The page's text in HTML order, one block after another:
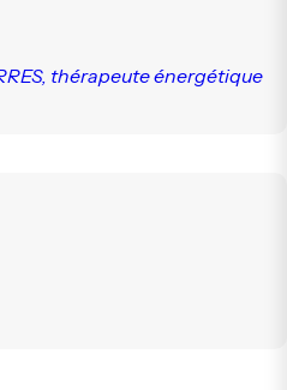
thérapeute énergétique